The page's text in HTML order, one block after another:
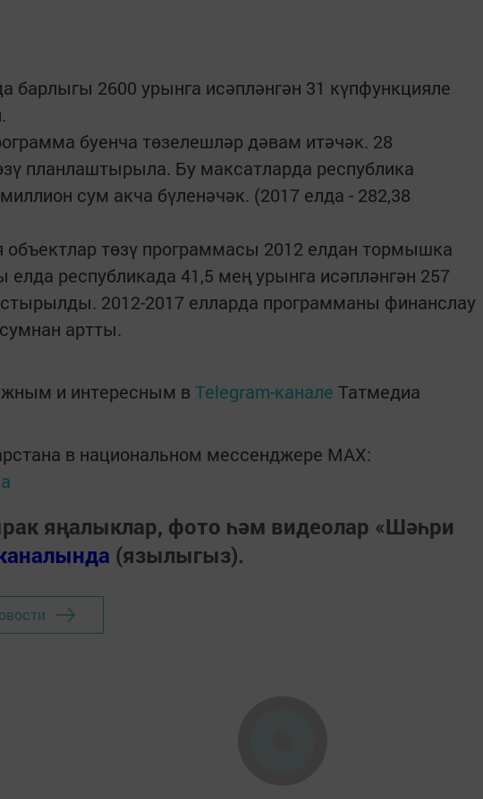
барлыгы 2600 урынга исәпләнгән 31 күпфункцияле
буенча төзелешләр дәвам итәчәк. 28
планлаштырыла. Бу максатларда республика
сум акча бүленәчәк. (2017 елда - 282,38
төзү программасы 2012 елдан тормышка
республикада 41,5 мең урынга исәпләнгән 257
2012-2017 елларда программаны финанслау
артты.
и интересным в Telegram-канале Татмедиа
в национальном мессенджере MАХ:
яңалыклар, фото һәм видеолар «Шәһри
(язылыгыз).